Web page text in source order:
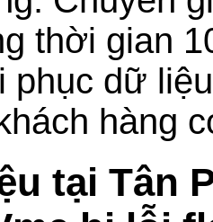
thời gian
phục dữ
hàng
tại Tân